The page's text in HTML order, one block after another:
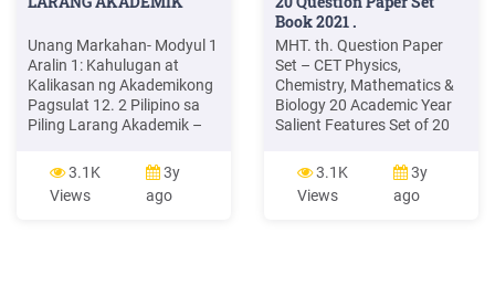
Unang Markahan- Modyul 1
Aralin 1: Kahulugan at
Kalikasan ng Akademikong
Pagsulat 12. 2 Pilipino sa
Piling Larang Akademik –
Delivery Mode . 6 D.
Pangangatuwiran 5. Anyo
ng Pa
3.1K
Views
3y
ago
Book 2021 .
MHT. th. Question Paper
Set – CET Physics,
Chemistry, Mathematics &
Biology 20 Academic Year
Salient Features Set of 20
solutions each for Physics,
Chemistry, Mathematics
and Biology. Prepared as
3.1K
Views
3y
ago